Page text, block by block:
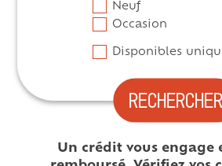
Neuf
Occasion
Disponibles
RECHERCHER
Un crédit vous engage